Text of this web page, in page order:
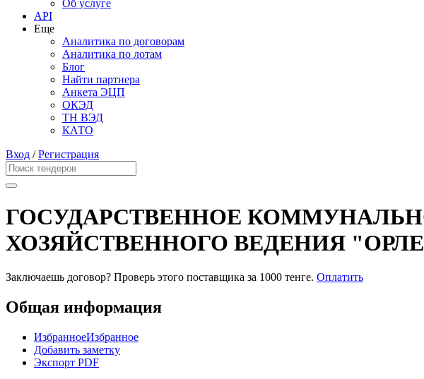
Об услуге
API
Еще
Аналитика по договорам
Аналитика по лотам
Блог
Найти партнера
Анкета ЭЦП
ОКЭД
ТН ВЭД
КАТО
Вход /Регистрация
ГОСУДАРСТВЕННОЕ
ХОЗЯЙСТВЕННОГО ВЕДЕНИЯ
Заключаешь договор? Проверь этого поставщика за 1000 тенге. Оплатить
Общая информация
ИзбранноеИзбранное
Добавить заметку
Экспорт PDF